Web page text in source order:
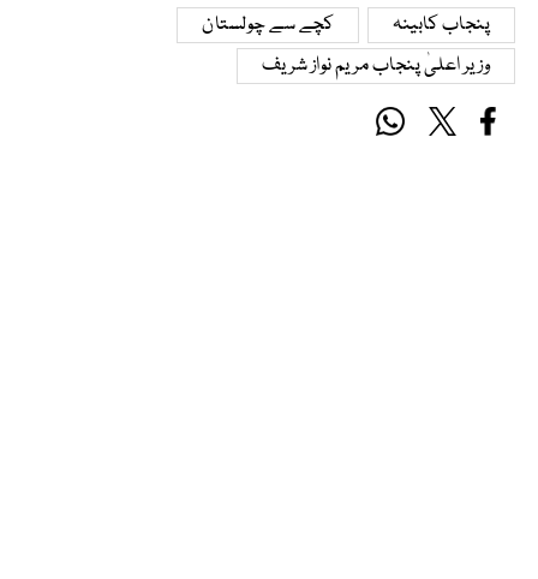
پنجاب کابینہ
کچے سے چولستان
وزیر اعلیٰ پنجاب مریم نواز شریف